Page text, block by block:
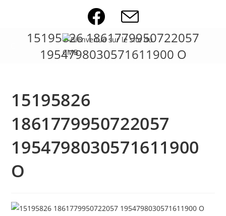
15195826 1861779950722057
1954798030571611900 O
15195826
1861779950722057
1954798030571611900
O